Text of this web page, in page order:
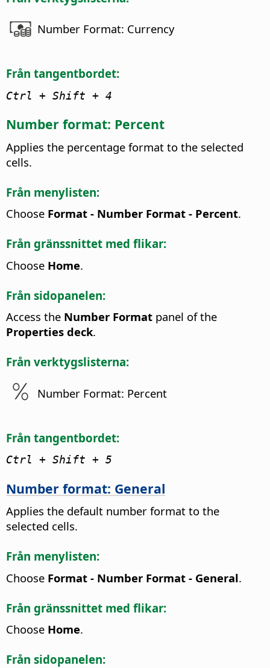
Number Format: Currency
Från tangentbordet:
Ctrl + Shift + 4
Number format: Percent
Applies the percentage format to the selected
cells.
Från menylisten:
Choose Format - Number Format - Percent.
Från gränssnittet med flikar:
Choose Home.
Från sidopanelen:
Access the Number Format panel of the
Properties deck.
Från verktygslisterna:
Number Format: Percent
Från tangentbordet:
Ctrl + Shift + 5
Number format: General
Applies the default number format to the
selected cells.
Från menylisten:
Choose Format - Number Format - General.
Från gränssnittet med flikar:
Choose Home.
Från sidopanelen: